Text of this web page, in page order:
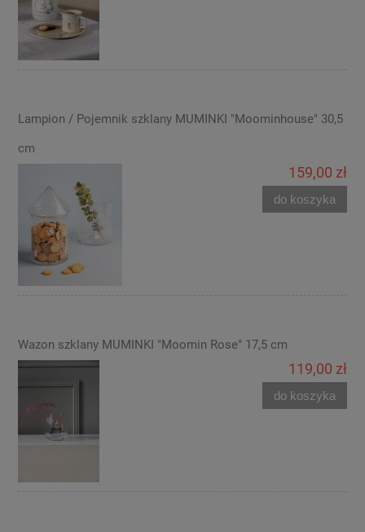
Lampion / Pojemnik szklany MUMINKI "Moominhouse" 30,5
cm
159,00 zł
do koszyka
Wazon szklany MUMINKI "Moomin Rose" 17,5 cm
119,00 zł
do koszyka